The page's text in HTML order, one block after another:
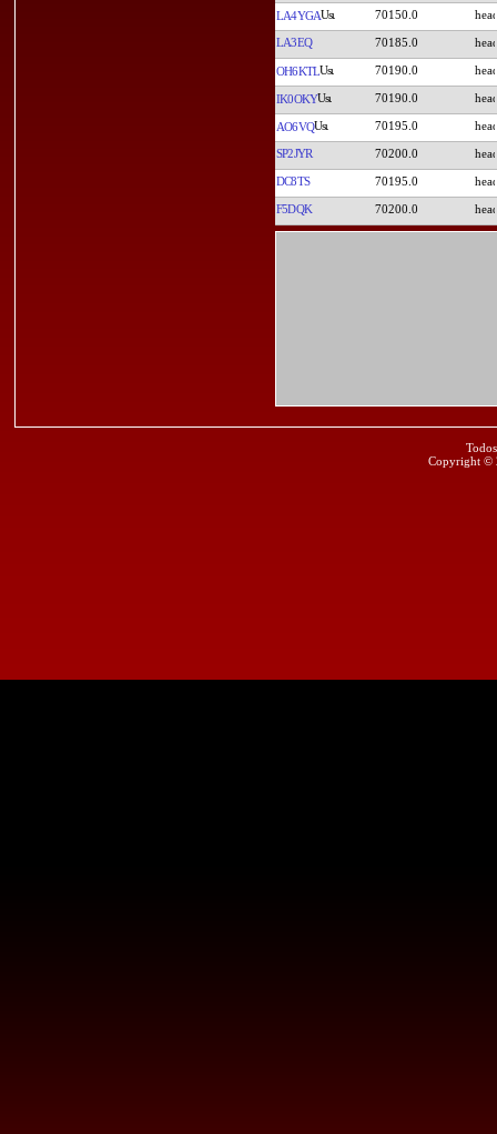
LA4YGA 70150.0
LA3EQ 70185.0
OH6KTL 70190.0
IK0OKY 70190.0
AO6VQ 70195.0
SP2JYR 70200.0
DC8TS 70195.0
F5DQK 70200.0
Copyright ©